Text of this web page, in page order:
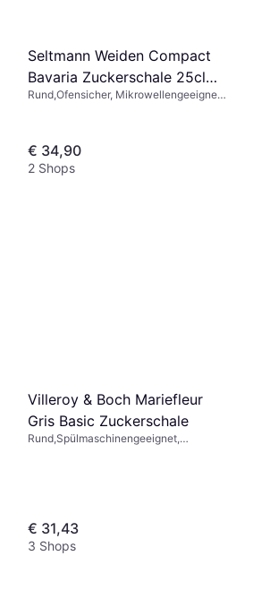
Seltmann Weiden Compact
Bavaria Zuckerschale 25cl
10cm
Rund,Ofensicher, Mikrowellengeeignet,
€ 34,90
2 Shops
Villeroy & Boch Mariefleur
Gris Basic Zuckerschale
Rund,Spülmaschinengeeignet,
€ 31,43
3 Shops